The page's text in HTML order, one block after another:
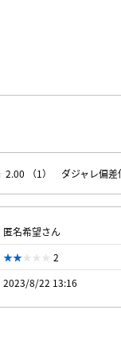
2.00 （1） ダジャレ偏
匿名希望さん
2
2023/8/22 13:16